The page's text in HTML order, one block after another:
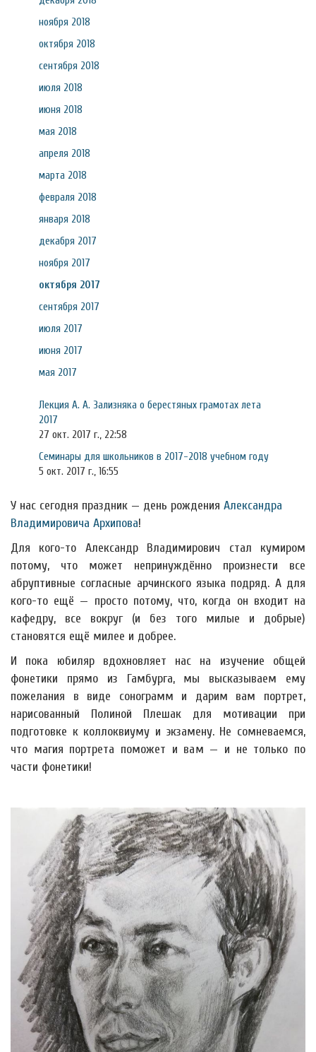
ноября 2018
октября 2018
сентября 2018
июля 2018
июня 2018
мая 2018
апреля 2018
марта 2018
февраля 2018
января 2018
декабря 2017
ноября 2017
октября 2017
сентября 2017
июля 2017
июня 2017
мая 2017
Лекция А. А. Зализняка о берестяных грамотах лета
2017
27 окт. 2017 г., 22:58
Семинары для школьников в 2017-2018 учебном году
5 окт. 2017 г., 16:55
У нас сегодня праздник — день рождения Александра
Владимировича Архипова!
Для кого-то Александр Владимирович стал кумиром
потому, что может непринуждённо произнести все
абруптивные согласные арчинского языка подряд. А для
кого-то ещё — просто потому, что, когда он входит на
кафедру, все вокруг (и без того милые и добрые)
становятся ещё милее и добрее.
И пока юбиляр вдохновляет нас на изучение общей
фонетики прямо из Гамбурга, мы высказываем ему
пожелания в виде сонограмм и дарим вам портрет,
нарисованный Полиной Плешак для мотивации при
подготовке к коллоквиуму и экзамену. Не сомневаемся,
что магия портрета поможет и вам — и не только по
части фонетики!